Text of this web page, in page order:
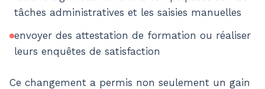
tâches administratives et les saisies manuelles
envoyer des attestation de formation ou réaliser
leurs enquêtes de satisfaction
Ce changement a permis non seulement un gain